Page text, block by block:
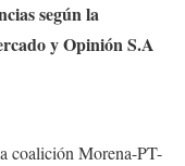
según la
y Opinión S.A
coalición Morena-PT-